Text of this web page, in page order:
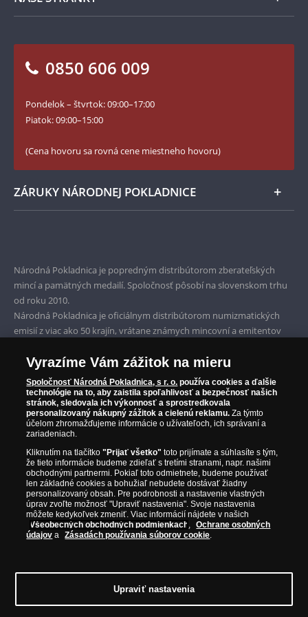
100. výročie vzniku Česko-Slovenska
Numizmatické novinky
Blog Pokladnica mincí
Facebook Národnej Pokladnice
YouTube Národnej Pokladnice
0850 606 009
Pondelok – štvrtok: 09:00–17:00
Piatok: 09:00–15:00
(Cena hovoru sa rovná cene miestneho hovoru)
ZÁRUKY NÁRODNEJ POKLADNICE
Garancia najvyššej kvality
Iba originálne produkty
Národná Pokladnica je popredným distribútorom zberateľských
mincí a pamätných medailí. Spoločnosť pôsobí na slovenskom trhu
od roku 2010.
Národná Pokladnica je oficiálnym distribútorom numizmatických
emisií z viac ako 50 krajín, vrátane známych mincovní a emitentov
Parížska mincovňa, Nórska mincovňa, Fínska mincovňa alebo
Austrálska mincovňa Perth. Spoločnosť svojim zákazníkom a
zberateľom garantuje, že všetky produkty sú v originálnej a v
prvotriednej kvalite, čo je doložené aj priloženým Certifikátom
autentickosti.
© Copyright 2026 - Národná Pokladnica, s. r. o.; Námestie Mateja
Korvína 1, Bratislava 811 07, Tel.: 0850 606 009E-mail:
Vyrazíme Vám zážitok na mieru
Spoločnosť Národná Pokladnica, s r. o. používa cookies a ďalšie
technológie na to, aby zaistila spoľahlivosť a bezpečnosť našich
stránok, sledovala ich výkonnosť a sprostredkovala
personalizovaný nákupný zážitok a cielenú reklamu. Za týmto
účelom zhromažďujeme informácie o užívateľoch, ich správaní a
zariadeniach.
Kliknutím na tlačítko"Prijať všetko" toto prijímate a súhlasíte s tým,
že tieto informácie budeme zdieľať s tretími stranami, napr. našimi
obchodnými partnermi. Pokiaľ toto odmietnete, budeme používať
len základné cookies a bohužiaľ nebudete dostávať žiadny
personalizovaný obsah. Pre podrobnosti a nastavenie vlastných
úprav zvoľte možnosť "Upraviť nastavenia". Svoje nastavenia
môžete kedykoľvek zmeniť. Viac informácií nájdete v našich
Všeobecných obchodných podmienkach ,
Ochrane osobných
údajov a Zásadách používania súborov cookie.
Upraviť nastavenia